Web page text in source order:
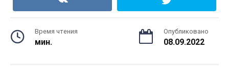
Время чтения
мин.
Опубликовано
08.09.2022